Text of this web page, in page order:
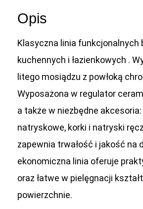
Opis
Klasyczna linia funkcjonalnych
kuchennych i łazienkowych .
litego mosiądzu z powłoką
Wyposażona w regulator
a także w niezbędne
natryskowe, korki i natryski
zapewnia trwałość i jakość na
ekonomiczna linia oferuje
oraz łatwe w pielęgnacji
powierzchnie.